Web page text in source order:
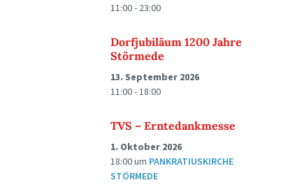
11:00 - 23:00
Dorfjubiläum 1200 Jahre
Störmede
13. September 2026
11:00 - 18:00
TVS – Erntedankmesse
1. Oktober 2026
18:00um PANKRATIUSKIRCHE
STÖRMEDE